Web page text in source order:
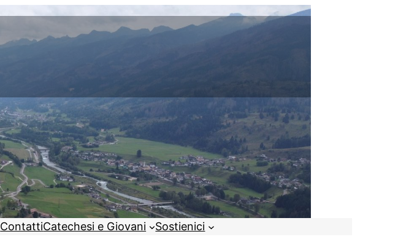
ContattiCatechesi e Giovani Sostienici